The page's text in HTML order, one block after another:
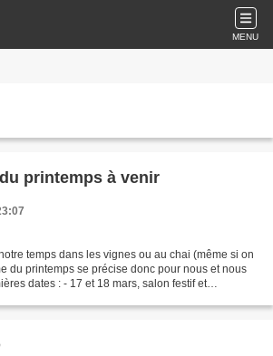
MENU
printemps à venir
temps dans les vignes ou au chai (même si on
du printemps se précise donc pour nous et nous
dates : - 17 et 18 mars, salon festif et